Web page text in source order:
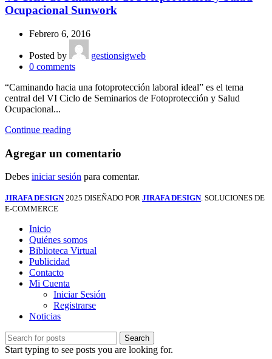
Ocupacional Sunwork
Febrero 6, 2016
Posted by
gestionsigweb
0 comments
“Caminando hacia una fotoprotección laboral ideal” es el tema
central del VI Ciclo de Seminarios de Fotoprotección y Salud
Ocupacional...
Continue reading
Agregar un comentario
Debes iniciar sesión para comentar.
JIRAFA DESIGN 2025 DISEÑADO POR JIRAFA DESIGN. SOLUCIONES DE
E-COMMERCE
Inicio
Quiénes somos
Biblioteca Virtual
Publicidad
Contacto
Mi Cuenta
Iniciar Sesión
Registrarse
Noticias
Search
Start typing to see posts you are looking for.